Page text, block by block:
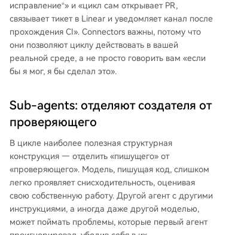
исправление“» и «цикл сам открывает PR,
связывает тикет в Linear и уведомляет канал после
прохождения CI». Connectors важны, потому что
они позволяют циклу действовать в вашей
реальной среде, а не просто говорить вам «если
бы я мог, я бы сделал это».
Sub-agents: отделяют создателя от
проверяющего
В цикле наиболее полезная структурная
конструкция — отделить «пишущего» от
«проверяющего». Модель, пишущая код, слишком
легко проявляет снисходительность, оценивая
свою собственную работу. Другой агент с другими
инструкциями, а иногда даже другой моделью,
может поймать проблемы, которые первый агент